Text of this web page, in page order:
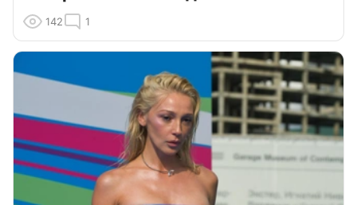
142 1